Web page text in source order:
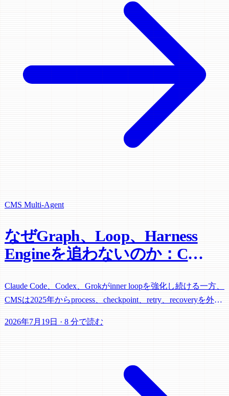
CMS Multi-Agent
なぜGraph、Loop、Harness
Engineを追わないのか：CMS
いる
Claude Code、Codex、Grokがinner loopを強化し続ける一方、
CMSは2025年からprocess、checkpoint、retry、recoveryを外部
由はそこにある。
2026年7月19日 · 8 分で読む